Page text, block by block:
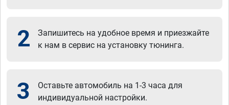
2
Запишитесь на удобное время и приезжайте
к нам в сервис на установку тюнинга.
3
Оставьте автомобиль на 1-3 часа для
индивидуальной настройки.